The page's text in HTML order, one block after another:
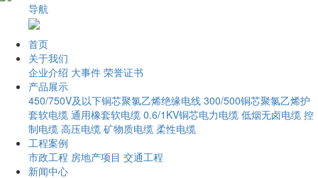
导航
首页
关于我们
企业介绍 大事件 荣誉证书
产品展示
450/750V及以下铜芯聚氯乙烯绝缘电线 300/500铜芯聚氯乙烯护
套软电缆 通用橡套软电缆 0.6/1KV铜芯电力电缆 低烟无卤电缆 控
制电缆 高压电缆 矿物质电缆 柔性电缆
工程案例
市政工程 房地产项目 交通工程
新闻中心